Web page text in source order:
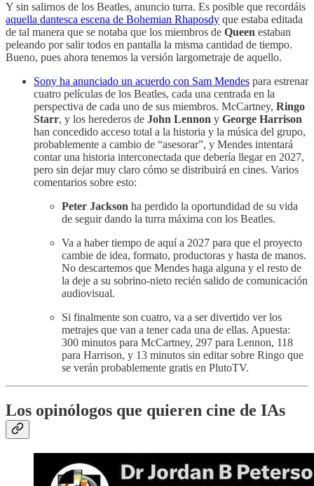
Y sin salirnos de los Beatles, anuncio turra. Es posible que recordáis
aquella dantesca escena de Bohemian Rhaposdy que estaba editada
de tal manera que se notaba que los miembros de Queen estaban
peleando por salir todos en pantalla la misma cantidad de tiempo.
Bueno, pues ahora tenemos la versión largometraje de aquello.
Sony ha anunciado un acuerdo con Sam Mendes para estrenar
cuatro películas de los Beatles, cada una centrada en la
perspectiva de cada uno de sus miembros. McCartney, Ringo
Starr, y los herederos de John Lennon y George Harrison
han concedido acceso total a la historia y la música del grupo,
probablemente a cambio de “asesorar”, y Mendes intentará
contar una historia interconectada que debería llegar en 2027,
pero sin dejar muy claro cómo se distribuirá en cines. Varios
comentarios sobre esto:
Peter Jackson ha perdido la oportundidad de su vida
de seguir dando la turra máxima con los Beatles.
Va a haber tiempo de aquí a 2027 para que el proyecto
cambie de idea, formato, productoras y hasta de manos.
No descartemos que Mendes haga alguna y el resto de
la deje a su sobrino-nieto recién salido de comunicación
audiovisual.
Si finalmente son cuatro, va a ser divertido ver los
metrajes que van a tener cada una de ellas. Apuesta:
300 minutos para McCartney, 297 para Lennon, 118
para Harrison, y 13 minutos sin editar sobre Ringo que
se verán probablemente gratis en PlutoTV.
Los opinólogos que quieren cine de IAs